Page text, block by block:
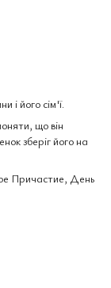
і його сім'ї.
що він
зберіг його на
Причастие, День